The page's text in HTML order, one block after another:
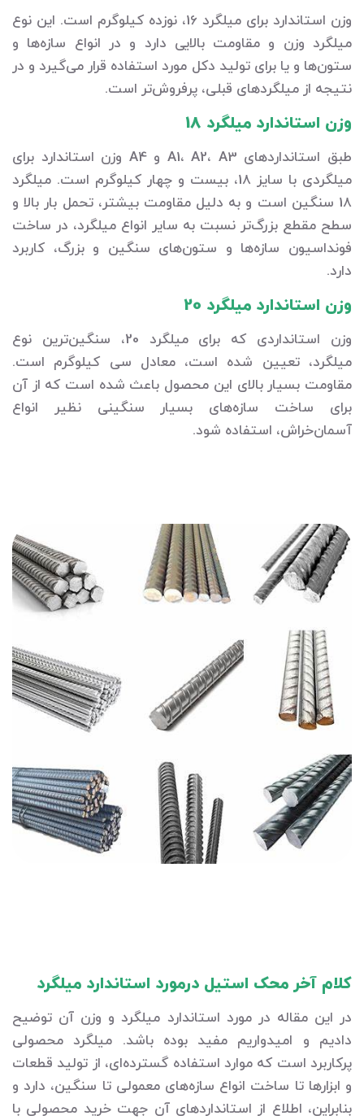
وزن استاندارد برای میلگرد 16، نوزده کیلوگرم است. این نوع
میلگرد وزن و مقاومت بالایی دارد و در انواع سازه‌ها و
ستون‌ها و یا برای تولید دکل مورد استفاده قرار می‌گیرد و در
نتیجه از میلگردهای قبلی، پرفروش‌تر است.
وزن استاندارد میلگرد 18
طبق استانداردهای A1، A2، A3 و A4 وزن استاندارد برای
میلگردی با سایز 18، بیست و چهار کیلوگرم است. میلگرد
18 سنگین است و به دلیل مقاومت بیشتر، تحمل بار بالا و
سطح مقطع بزرگ‌تر نسبت به سایر انواع میلگرد، در ساخت
فونداسیون سازه‌ها و ستون‌های سنگین و بزرگ، کاربرد
دارد.
وزن استاندارد میلگرد 20
وزن استانداردی که برای میلگرد 20، سنگین‌ترین نوع
میلگرد، تعیین شده است، معادل سی کیلوگرم است.
مقاومت بسیار بالای این محصول باعث شده است که از آن
برای ساخت سازه‌های بسیار سنگینی نظیر انواع
آسمان‌خراش، استفاده شود.
کلام آخر محک استیل درمورد استاندارد میلگرد
در این مقاله در مورد استاندارد میلگرد و وزن آن توضیح
دادیم و امیدواریم مفید بوده باشد. میلگرد محصولی
پرکاربرد است که موارد استفاده گسترده‌ای، از تولید قطعات
و ابزارها تا ساخت انواع سازه‌های معمولی تا سنگین، دارد و
بنابراین، اطلاع از استانداردهای آن جهت خرید محصولی با